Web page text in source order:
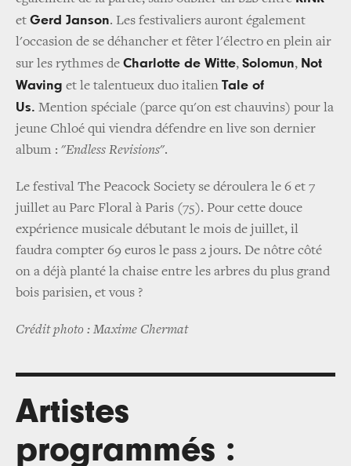
et Gerd Janson. Les festivaliers auront également
l'occasion de se déhancher et fêter l'électro en plein air
sur les rythmes de Charlotte de Witte, Solomun, Not
Waving et le talentueux duo italien Tale of
Us. Mention spéciale (parce qu'on est chauvins) pour la
jeune Chloé qui viendra défendre en live son dernier
album : "Endless Revisions".
Le festival The Peacock Society se déroulera le 6 et 7
juillet au Parc Floral à Paris (75). Pour cette douce
expérience musicale débutant le mois de juillet, il
faudra compter 69 euros le pass 2 jours. De nôtre côté
on a déjà planté la chaise entre les arbres du plus grand
bois parisien, et vous ?
Crédit photo : Maxime Chermat
Artistes
programmés :